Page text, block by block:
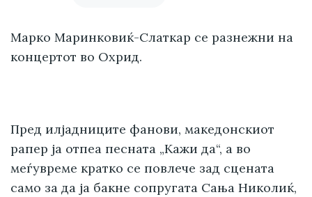
Марко Маринковиќ-Слаткар се разнежни на
концертот во Охрид.
Пред илјадниците фанови, македонскиот
рапер ја отпеа песната „Кажи да“, а во
меѓувреме кратко се повлече зад сцената
само за да ја бакне сопругата Сања Николиќ,